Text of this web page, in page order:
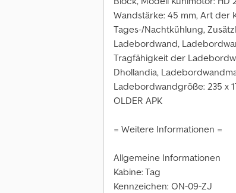
Wandstärke: 45 mm, Art der
Tages-/Nachtkühlung,
Ladebordwand,
Tragfähigkeit der
Dhollandia,
Ladebordwandgröße: 235 x
OLDER APK
= Weitere Informationen =
Allgemeine Informationen
Kabine: Tag
Kennzeichen: ON-09-ZJ